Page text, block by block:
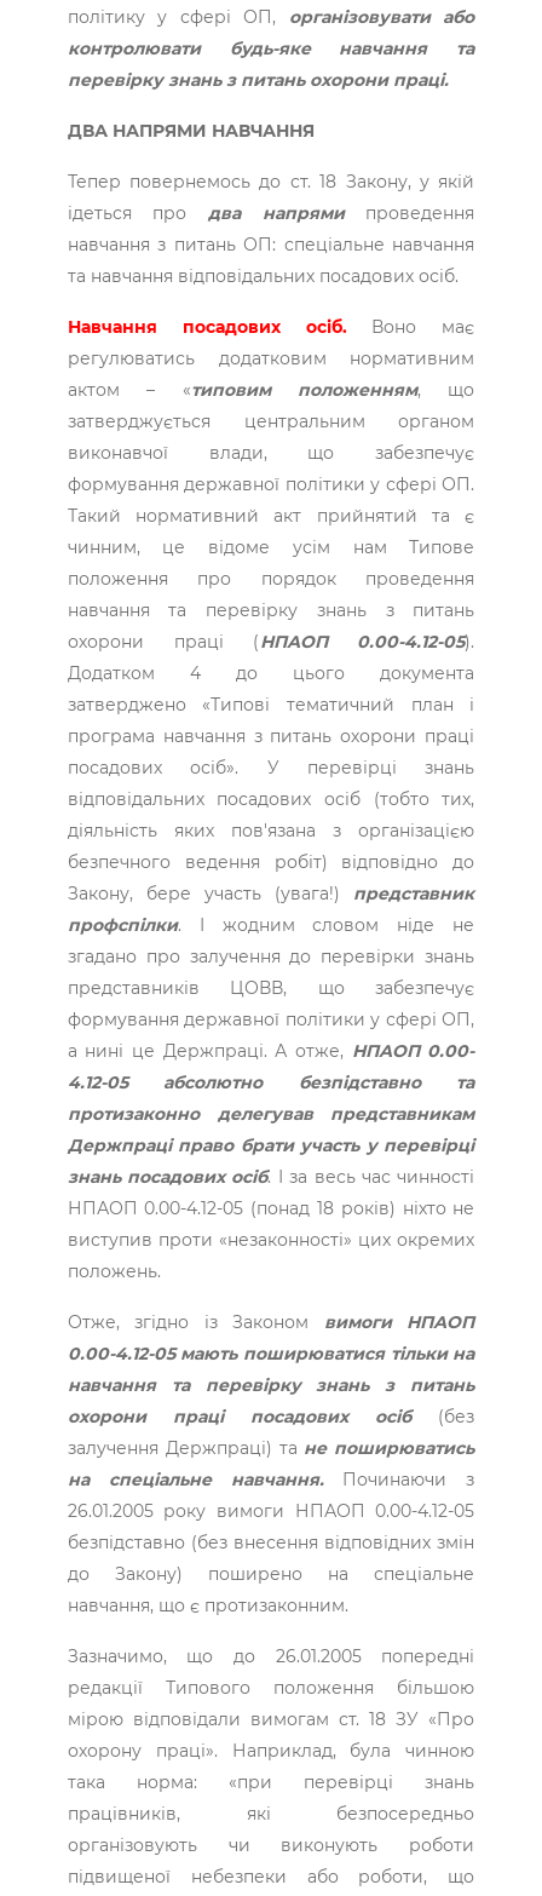
політику у сфері ОП, організовувати або
контролювати будь-яке навчання та
перевірку знань з питань охорони праці.
ДВА НАПРЯМИ НАВЧАННЯ
Тепер повернемось до ст. 18 Закону, у якій
ідеться про два напрямипроведення
навчання з питань ОП: спеціальне навчання
та навчання відповідальних посадових осіб.
Навчання посадових осіб.Воно має
регулюватись додатковим нормативним
актом – «типовим положенням, що
затверджується центральним органом
виконавчої влади, що забезпечує
формування державної політики у сфері ОП.
Такий нормативний акт прийнятий та є
чинним, це відоме усім нам Типове
положення про порядок проведення
навчання та перевірку знань з питань
охорони праці (НПАОП 0.00-4.12-05).
Додатком 4 до цього документа
затверджено «Типові тематичний план і
програма навчання з питань охорони праці
посадових осіб». У перевірці знань
відповідальних посадових осіб (тобто тих,
діяльність яких пов'язана з організацією
безпечного ведення робіт) відповідно до
Закону, бере участь (увага!) представник
профспілки. І жодним словом ніде не
згадано про залучення до перевірки знань
представників ЦОВВ, що забезпечує
формування державної політики у сфері ОП,
а нині це Держпраці. А отже, НПАОП 0.00-
4.12-05 абсолютно безпідставно та
протизаконно делегував представникам
Держпраці право брати участь у перевірці
знань посадових осіб. І за весь час чинності
НПАОП 0.00-4.12-05 (понад 18 років) ніхто не
виступив проти «незаконності» цих окремих
положень.
Отже, згідно із Законом вимоги НПАОП
0.00-4.12-05 мають поширюватися тільки на
навчання та перевірку знань з питань
охорони праці посадових осіб(без
залучення Держпраці) та не поширюватись
на спеціальне навчання.Починаючи з
26.01.2005 року вимоги НПАОП 0.00-4.12-05
безпідставно (без внесення відповідних змін
до Закону) поширено на спеціальне
навчання, що є протизаконним.
Зазначимо, що до 26.01.2005 попередні
редакції Типового положення більшою
мірою відповідали вимогам ст. 18 ЗУ «Про
охорону праці». Наприклад, була чинною
така норма: «при перевірці знань
працівників, які безпосередньо
організовують чи виконують роботи
підвищеної небезпеки або роботи, що